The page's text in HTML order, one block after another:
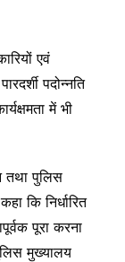
एवं
पदोन्नति
में भी
तथा पुलिस
कि निर्धारित
पूरा करना
मुख्यालय